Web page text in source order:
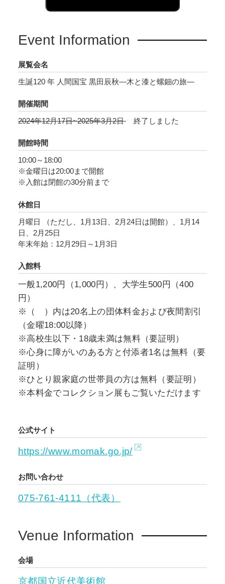
古典に根差したその活動は、民藝運動と関係づ
でも自身を「個人作家」としてみなしており、
自身が生み出した作品ひとつが「地球と代えら
常に問いかけていました。
本展は、黒田辰秋の生誕120 年を記念して開催
するもので、初期から晩年までの代表作を通じ
て日本工芸史に確かな足跡を残した作家の生涯
および造形思考を紹介します。
Event Information
展覧会名
生誕120 年 人間国宝 黒田辰秋―木と漆と螺鈿の旅―
開催期間
2024年12月17日~2025年3月2日
終了しました
開館時間
10:00～18:00
※金曜日は20:00まで開館
※入館は閉館の30分前まで
休館日
月曜日 （ただし、1月13日、2月24日は開館）、1月14
日、2月25日
年末年始：12月29日～1月3日
入館料
一般1,200円（1,000円）、大学生500円（400
円）
※（ ）内は20名上の団体料金および夜間割引
（金曜18:00以降）
※高校生以下・18歳未満は無料（要証明）
※心身に障がいのある方と付添者1名は無料（要
証明）
※ひとり親家庭の世帯員の方は無料（要証明）
※本料金でコレクション展もご覧いただけます
公式サイト
https://www.momak.go.jp/
お問い合わせ
075-761-4111（代表）
Venue Information
会場
京都国立近代美術館